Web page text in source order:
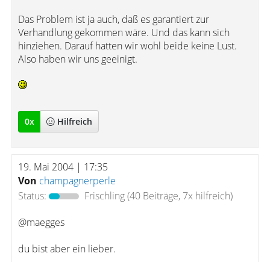
Das Problem ist ja auch, daß es garantiert zur
Verhandlung gekommen wäre. Und das kann sich
hinziehen. Darauf hatten wir wohl beide keine Lust.
Also haben wir uns geeinigt.
0x Hilfreich
19. Mai 2004 | 17:35
Von champagnerperle
Status:
Frischling(40 Beiträge, 7x hilfreich)
@maegges
du bist aber ein lieber.